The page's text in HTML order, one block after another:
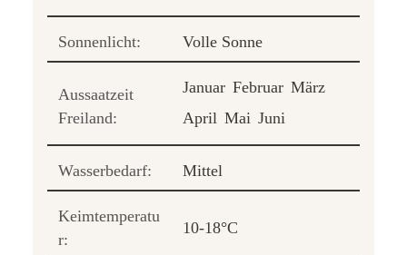
Sonnenlicht: Volle Sonne
Aussaatzeit
Freiland:
Januar Februar März
April Mai Juni
Wasserbedarf: Mittel
Keimtemperatu
r:
10-18°C